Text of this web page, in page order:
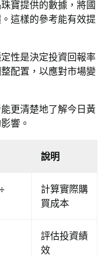
寶提供的數據，將國
這樣的參考能有效提
性是決定投資回報率
配置，以應對市場變
更清楚地了解今日黃
響。
說明
計算實際購
買成本
評估投資績
效